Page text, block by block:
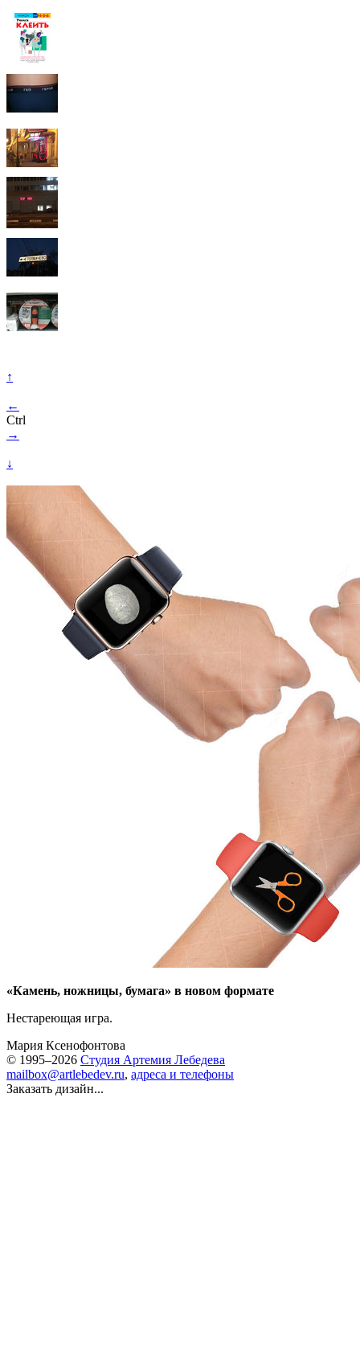
↑
←
Ctrl
→
↓
«Камень, ножницы, бумага» в новом формате
Нестареющая игра.
Мария Ксенофонтова
© 1995–2026 Студия Артемия Лебедева
mailbox@artlebedev.ru, адреса и телефоны
Заказать дизайн...